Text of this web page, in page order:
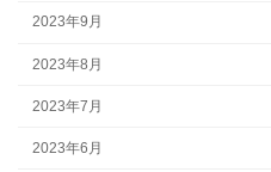
2023年9月
2023年8月
2023年7月
2023年6月